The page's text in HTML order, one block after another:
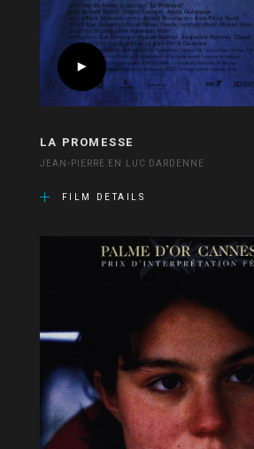
LA PROMESSE
JEAN-PIERRE EN LUC DARDENNE
FILM DETAILS